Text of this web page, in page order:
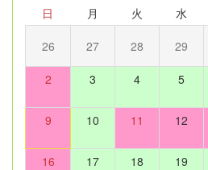
日 月 火 水
26 27 28 29
2 3 4 5
9 10 11 12
16 17 18 19